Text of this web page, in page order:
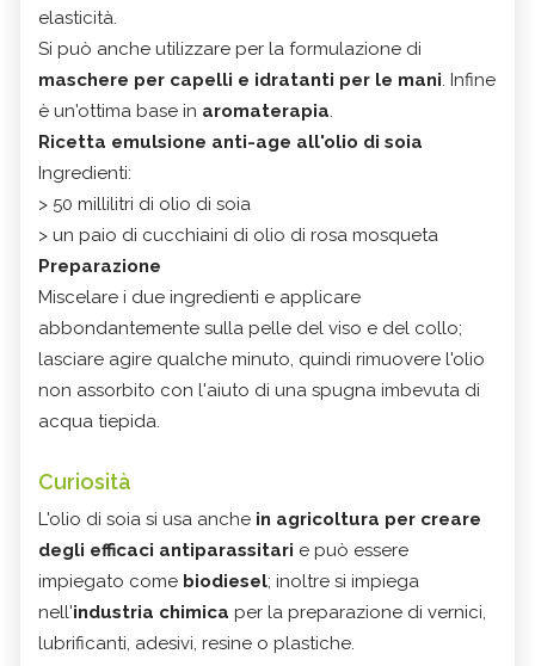
elasticità.
Si può anche utilizzare per la formulazione di
maschere per capelli e idratanti per le mani. Infine
è un'ottima base in aromaterapia.
Ricetta emulsione anti-age all'olio di soia
Ingredienti:
> 50 millilitri di olio di soia
> un paio di cucchiaini di olio di rosa mosqueta
Preparazione
Miscelare i due ingredienti e applicare
abbondantemente sulla pelle del viso e del collo;
lasciare agire qualche minuto, quindi rimuovere l'olio
non assorbito con l'aiuto di una spugna imbevuta di
acqua tiepida.
Curiosità
L'olio di soia si usa anche in agricoltura per creare
degli efficaci antiparassitari e può essere
impiegato come biodiesel; inoltre si impiega
nell'industria chimica per la preparazione di vernici,
lubrificanti, adesivi, resine o plastiche.